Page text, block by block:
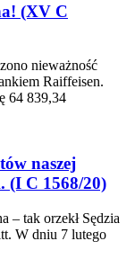
(XV C
nieważność
Raiffeisen.
64 839,34
naszej
(I C 1568/20)
– tak orzekł Sędzia
W dniu 7 lutego